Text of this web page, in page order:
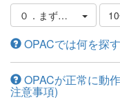
０．まずはじめに
OPACでは何を探
OPACが正常に動
注意事項)